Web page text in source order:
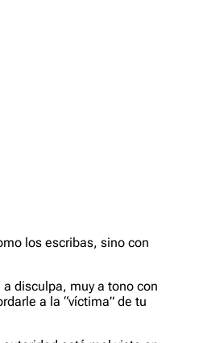
los escribas, sino con
disculpa, muy a tono con
a la “víctima” de tu